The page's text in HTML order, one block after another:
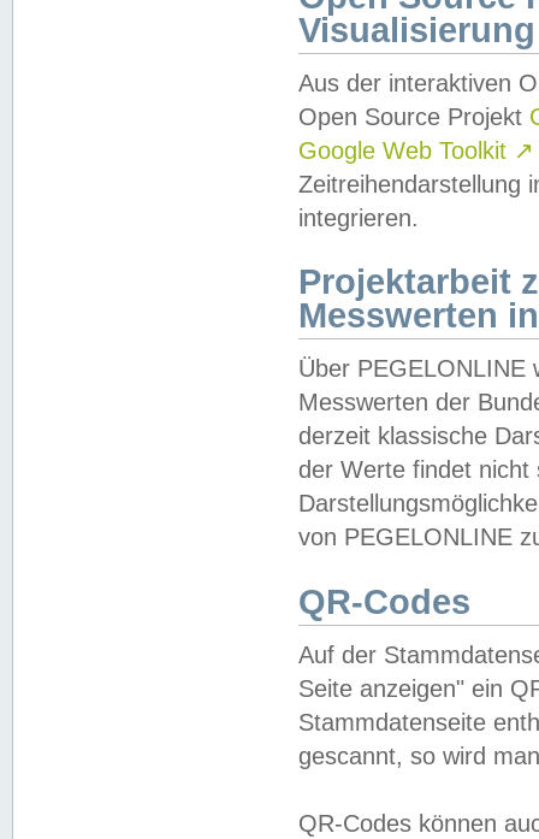
Visualisierung
Aus der interaktiven
Open Source Projekt
Google Web Toolkit ↗
Zeitreihendarstellung
integrieren.
Projektarbeit
Messwerten
Über PEGELONLINE
Messwerten der
derzeit klassische
der Werte findet
von PEGELONLINE
QR-Codes
Auf der
Seite anzeigen" ein
Stammdatenseite
gescannt, so wird
QR-Codes können